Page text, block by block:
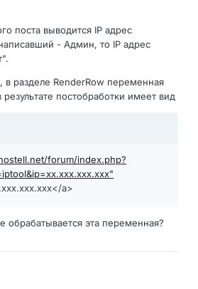
поста выводится IP адрес
- Админ, то IP адрес
в разделе RenderRow переменная
постобработки имеет вид
forum/index.php?
a>
обрабатывается эта переменная?